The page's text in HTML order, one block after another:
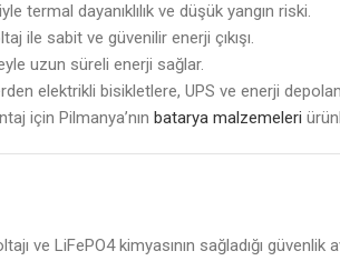
termal dayanıklılık ve düşük yangın riski.
ile sabit ve güvenilir enerji çıkışı.
uzun süreli enerji sağlar.
elektrikli bisikletlere, UPS ve enerji
için Pilmanya’nın batarya malzemeleri
ve LiFePO4 kimyasının sağladığı